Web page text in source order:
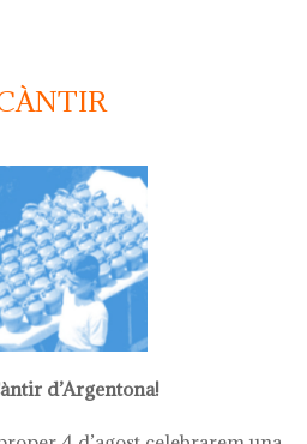
càntir gegant
d’Argentona!